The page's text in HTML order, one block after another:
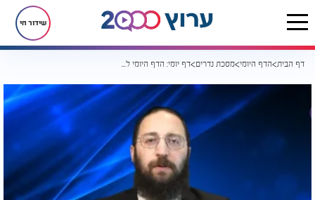
שידור חי
דף הבית הדף היומי מסכת נדרים דף יומי: הדף היומי לצפייה - נדרים י"ז - י"ז חשוון